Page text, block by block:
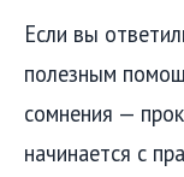
Если вы
полезным
сомнения —
начинается с